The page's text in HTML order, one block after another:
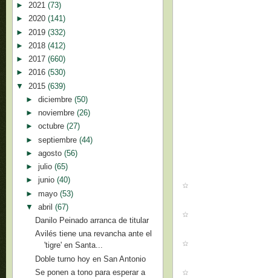
► 2021 (73)
► 2020 (141)
► 2019 (332)
► 2018 (412)
► 2017 (660)
► 2016 (530)
▼ 2015 (639)
► diciembre (50)
► noviembre (26)
► octubre (27)
► septiembre (44)
► agosto (56)
► julio (65)
► junio (40)
► mayo (53)
▼ abril (67)
Danilo Peinado arranca de titular
Avilés tiene una revancha ante el
'tigre' en Santa...
Doble turno hoy en San Antonio
Se ponen a tono para esperar a